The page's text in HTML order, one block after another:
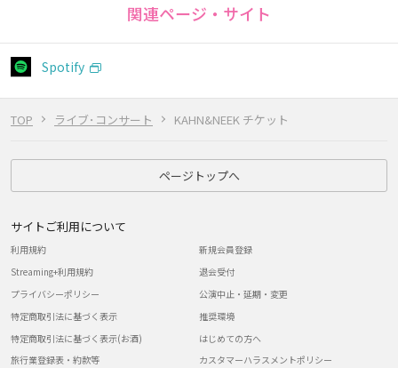
TOP ライブ･コンサート KAHN&NEEK チケット
関連ページ・サイト
Spotify
ページトップへ
サイトご利用について
利用規約
Streaming+利用規約
プライバシーポリシー
特定商取引法に基づく表示
特定商取引法に基づく表示(お酒)
旅行業登録表・約款等
新規会員登録
退会受付
公演中止・延期・変更
推奨環境
はじめての方へ
カスタマーハラスメントポリシー